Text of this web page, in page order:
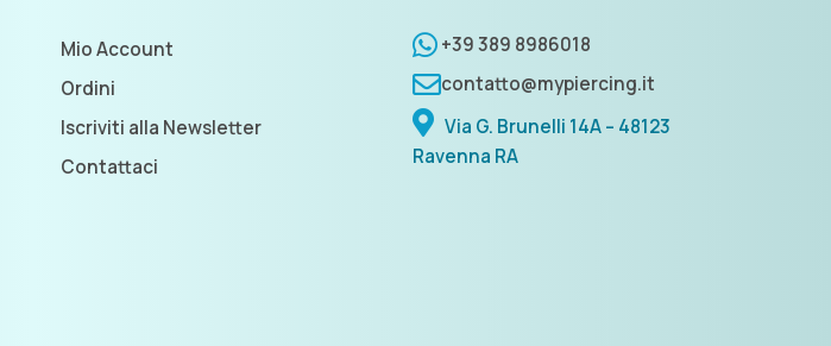
Mio Account
Ordini
Iscriviti alla Newsletter
Contattaci
+39 389 8986018
contatto@mypiercing.it
Via G. Brunelli 14A – 48123
Ravenna RA